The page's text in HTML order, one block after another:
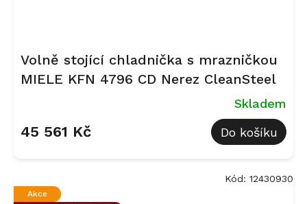
Volně stojící chladnička s mrazničkou
MIELE KFN 4796 CD Nerez CleanSteel
Skladem
45 561 Kč Do košíku
Akce
Kód: 12430930